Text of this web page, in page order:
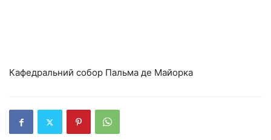
Кафедральний собор Пальма де Майорка